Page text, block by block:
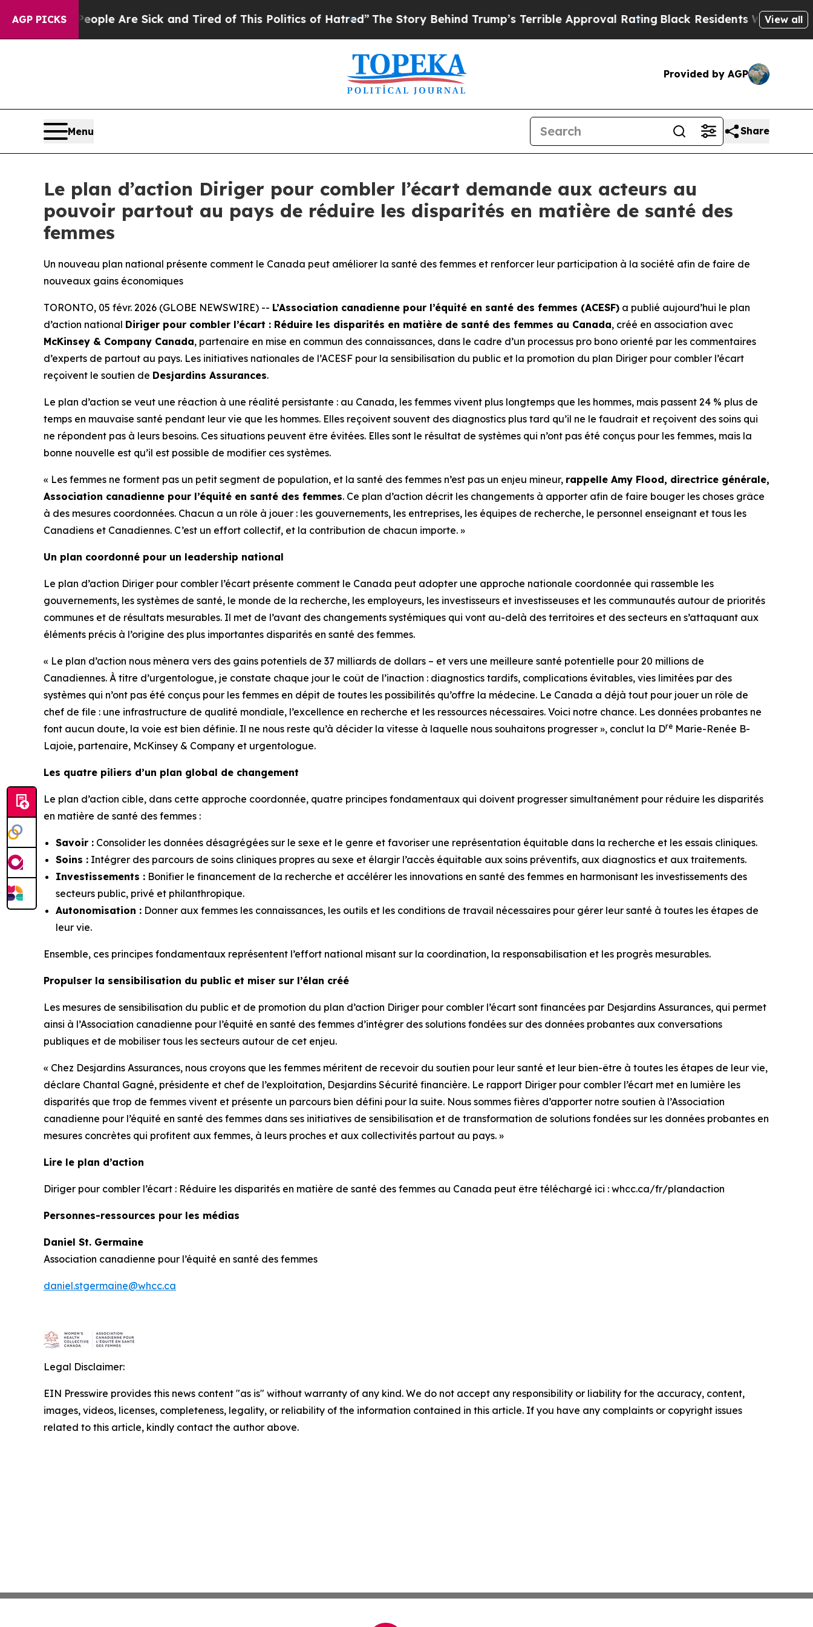
AGP PICKS
“People Are Sick and Tired of This Politics of Hatred” The Story Behind Trump’s Terrible Approval RatingBlack Residents Warned of View all
Provided by AGP
Menu Share
Le plan d’action Diriger pour combler l’écart demande aux acteurs au
pouvoir partout au pays de réduire les disparités en matière de santé des
femmes
Un nouveau plan national présente comment le Canada peut améliorer la santé des femmes et renforcer leur participation à la société afin de faire de
nouveaux gains économiques
TORONTO, 05 févr. 2026 (GLOBE NEWSWIRE) -- L’Association canadienne pour l’équité en santé des femmes (ACESF) a publié aujourd’hui le plan
d’action national Diriger pour combler l’écart : Réduire les disparités en matière de santé des femmes au Canada, créé en association avec
McKinsey & Company Canada, partenaire en mise en commun des connaissances, dans le cadre d’un processus pro bono orienté par les commentaires
d’experts de partout au pays. Les initiatives nationales de l’ACESF pour la sensibilisation du public et la promotion du plan Diriger pour combler l’écart
reçoivent le soutien de Desjardins Assurances.
Le plan d’action se veut une réaction à une réalité persistante : au Canada, les femmes vivent plus longtemps que les hommes, mais passent 24 % plus de
temps en mauvaise santé pendant leur vie que les hommes. Elles reçoivent souvent des diagnostics plus tard qu’il ne le faudrait et reçoivent des soins qui
ne répondent pas à leurs besoins. Ces situations peuvent être évitées. Elles sont le résultat de systèmes qui n’ont pas été conçus pour les femmes, mais la
bonne nouvelle est qu’il est possible de modifier ces systèmes.
« Les femmes ne forment pas un petit segment de population, et la santé des femmes n’est pas un enjeu mineur, rappelle Amy Flood, directrice générale,
Association canadienne pour l’équité en santé des femmes. Ce plan d’action décrit les changements à apporter afin de faire bouger les choses grâce
à des mesures coordonnées. Chacun a un rôle à jouer : les gouvernements, les entreprises, les équipes de recherche, le personnel enseignant et tous les
Canadiens et Canadiennes. C’est un effort collectif, et la contribution de chacun importe. »
Un plan coordonné pour un leadership national
Le plan d’action Diriger pour combler l’écart présente comment le Canada peut adopter une approche nationale coordonnée qui rassemble les
gouvernements, les systèmes de santé, le monde de la recherche, les employeurs, les investisseurs et investisseuses et les communautés autour de priorités
communes et de résultats mesurables. Il met de l’avant des changements systémiques qui vont au-delà des territoires et des secteurs en s’attaquant aux
éléments précis à l’origine des plus importantes disparités en santé des femmes.
« Le plan d’action nous mènera vers des gains potentiels de 37 milliards de dollars – et vers une meilleure santé potentielle pour 20 millions de
Canadiennes. À titre d’urgentologue, je constate chaque jour le coût de l’inaction : diagnostics tardifs, complications évitables, vies limitées par des
systèmes qui n’ont pas été conçus pour les femmes en dépit de toutes les possibilités qu’offre la médecine. Le Canada a déjà tout pour jouer un rôle de
chef de file : une infrastructure de qualité mondiale, l’excellence en recherche et les ressources nécessaires. Voici notre chance. Les données probantes ne
font aucun doute, la voie est bien définie. Il ne nous reste qu’à décider la vitesse à laquelle nous souhaitons progresser », conclut la Dre Marie-Renée B-
Lajoie, partenaire, McKinsey & Company et urgentologue.
Les quatre piliers d’un plan global de changement
Le plan d’action cible, dans cette approche coordonnée, quatre principes fondamentaux qui doivent progresser simultanément pour réduire les disparités
en matière de santé des femmes :
Savoir : Consolider les données désagrégées sur le sexe et le genre et favoriser une représentation équitable dans la recherche et les essais cliniques.
Soins : Intégrer des parcours de soins cliniques propres au sexe et élargir l’accès équitable aux soins préventifs, aux diagnostics et aux traitements.
Investissements : Bonifier le financement de la recherche et accélérer les innovations en santé des femmes en harmonisant les investissements des
secteurs public, privé et philanthropique.
Autonomisation : Donner aux femmes les connaissances, les outils et les conditions de travail nécessaires pour gérer leur santé à toutes les étapes de
leur vie.
Ensemble, ces principes fondamentaux représentent l’effort national misant sur la coordination, la responsabilisation et les progrès mesurables.
Propulser la sensibilisation du public et miser sur l’élan créé
Les mesures de sensibilisation du public et de promotion du plan d’action Diriger pour combler l’écart sont financées par Desjardins Assurances, qui permet
ainsi à l’Association canadienne pour l’équité en santé des femmes d’intégrer des solutions fondées sur des données probantes aux conversations
publiques et de mobiliser tous les secteurs autour de cet enjeu.
« Chez Desjardins Assurances, nous croyons que les femmes méritent de recevoir du soutien pour leur santé et leur bien-être à toutes les étapes de leur vie,
déclare Chantal Gagné, présidente et chef de l’exploitation, Desjardins Sécurité financière. Le rapport Diriger pour combler l’écart met en lumière les
disparités que trop de femmes vivent et présente un parcours bien défini pour la suite. Nous sommes fières d’apporter notre soutien à l’Association
canadienne pour l’équité en santé des femmes dans ses initiatives de sensibilisation et de transformation de solutions fondées sur les données probantes en
mesures concrètes qui profitent aux femmes, à leurs proches et aux collectivités partout au pays. »
Lire le plan d’action
Diriger pour combler l’écart : Réduire les disparités en matière de santé des femmes au Canada peut être téléchargé ici : whcc.ca/fr/plandaction
Personnes-ressources pour les médias
Daniel St. Germaine
Association canadienne pour l’équité en santé des femmes
daniel.stgermaine@whcc.ca
Legal Disclaimer:
EIN Presswire provides this news content "as is" without warranty of any kind. We do not accept any responsibility or liability for the accuracy, content,
images, videos, licenses, completeness, legality, or reliability of the information contained in this article. If you have any complaints or copyright issues
related to this article, kindly contact the author above.